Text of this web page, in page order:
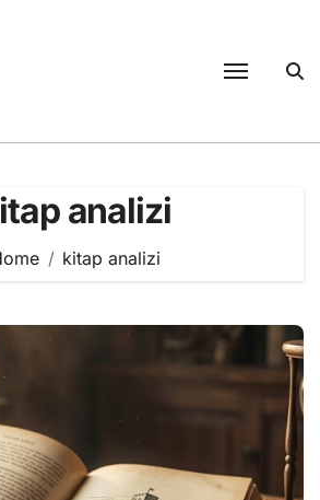
analizi
kitap analizi